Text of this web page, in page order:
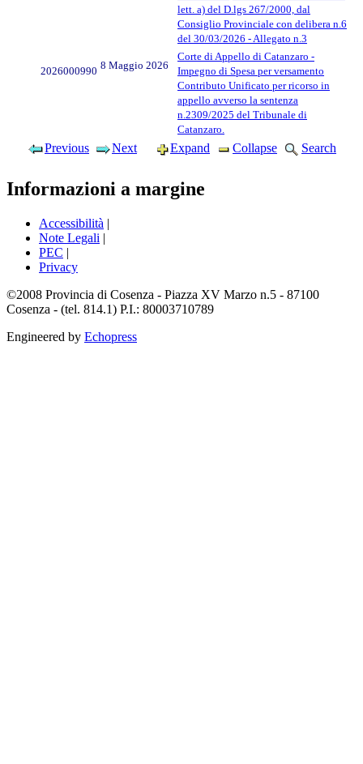
lett. a) del D.lgs 267/2000, dal
Consiglio Provinciale con delibera n.6
del 30/03/2026 - Allegato n.3
2026000990 8 Maggio 2026
Corte di Appello di Catanzaro -
Impegno di Spesa per versamento
Contributo Unificato per ricorso in
appello avverso la sentenza
n.2309/2025 del Tribunale di
Catanzaro.
Previous Next Expand Collapse Search
Informazioni a margine
Accessibilità |
Note Legali |
PEC |
Privacy
©2008 Provincia di Cosenza - Piazza XV Marzo n.5 - 87100
Cosenza - (tel. 814.1) P.I.: 80003710789
Engineered by Echopress